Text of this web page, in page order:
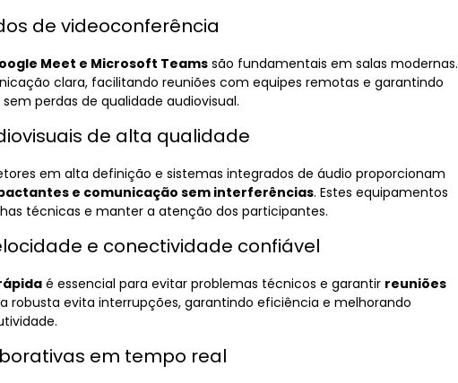
de videoconferência
Meet e Microsoft Teamssão fundamentais em salas modernas.
clara, facilitando reuniões com equipes remotas e garantindo
perdas de qualidade audiovisual.
de alta qualidade
em alta definição e sistemas integrados de áudio proporcionam
e comunicação sem interferências. Estes equipamentos
técnicas e manter a atenção dos participantes.
e conectividade confiável
é essencial para evitar problemas técnicos e garantir reuniões
robusta evita interrupções, garantindo eficiência e melhorando
em tempo real